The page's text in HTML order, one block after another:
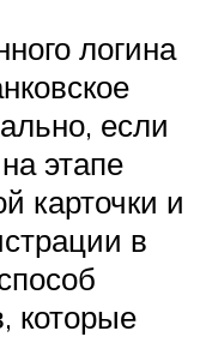
логина
если
этапе
карточки и
в
которые